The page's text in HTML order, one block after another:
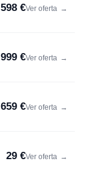
598 €Ver oferta →
999 €Ver oferta →
659 €Ver oferta →
29 €Ver oferta →